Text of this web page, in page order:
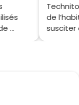
...
de
susciter